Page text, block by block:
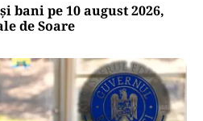
bani pe 10 august 2026,
de Soare